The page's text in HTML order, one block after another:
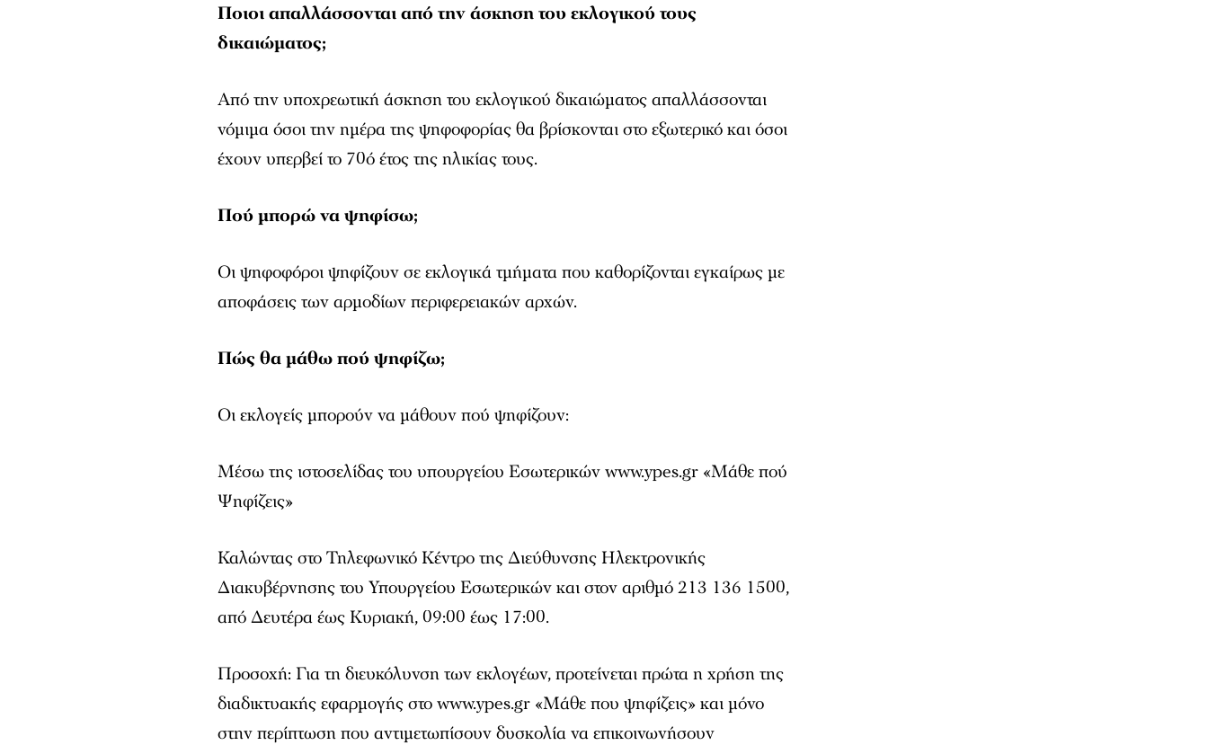
Ποιοι απαλλάσσονται από την άσκηση του εκλογικού τους
δικαιώματος;
Από την υποχρεωτική άσκηση του εκλογικού δικαιώματος απαλλάσσονται
νόμιμα όσοι την ημέρα της ψηφοφορίας θα βρίσκονται στο εξωτερικό και όσοι
έχουν υπερβεί το 70ό έτος της ηλικίας τους.
Πού μπορώ να ψηφίσω;
Οι ψηφοφόροι ψηφίζουν σε εκλογικά τμήματα που καθορίζονται εγκαίρως με
αποφάσεις των αρμοδίων περιφερειακών αρχών.
Πώς θα μάθω πού ψηφίζω;
Οι εκλογείς μπορούν να μάθουν πού ψηφίζουν:
Μέσω της ιστοσελίδας του υπουργείου Εσωτερικών www.ypes.gr «Μάθε πού
Ψηφίζεις»
Καλώντας στο Τηλεφωνικό Κέντρο της Διεύθυνσης Ηλεκτρονικής
Διακυβέρνησης του Υπουργείου Εσωτερικών και στον αριθμό 213 136 1500,
από Δευτέρα έως Κυριακή, 09:00 έως 17:00.
Προσοχή: Για τη διευκόλυνση των εκλογέων, προτείνεται πρώτα η χρήση της
διαδικτυακής εφαρμογής στο www.ypes.gr «Μάθε που ψηφίζεις» και μόνο
στην περίπτωση που αντιμετωπίσουν δυσκολία να επικοινωνήσουν